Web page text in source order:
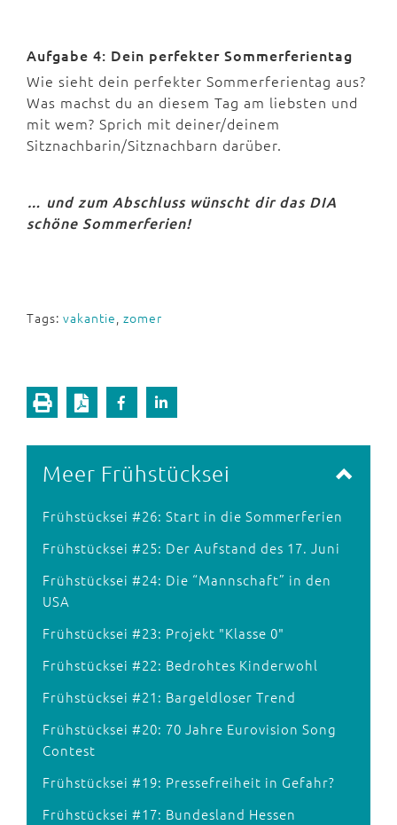
Aufgabe 4: Dein perfekter Sommerferientag
Wie sieht dein perfekter Sommerferientag aus?
Was machst du an diesem Tag am liebsten und
mit wem? Sprich mit deiner/deinem
Sitznachbarin/Sitznachbarn darüber.
… und zum Abschluss wünscht dir das DIA
schöne Sommerferien!
Tags: vakantie, zomer
Meer Frühstücksei
Frühstücksei #26: Start in die Sommerferien
Frühstücksei #25: Der Aufstand des 17. Juni
Frühstücksei #24: Die “Mannschaft” in den
USA
Frühstücksei #23: Projekt "Klasse 0"
Frühstücksei #22: Bedrohtes Kinderwohl
Frühstücksei #21: Bargeldloser Trend
Frühstücksei #20: 70 Jahre Eurovision Song
Contest
Frühstücksei #19: Pressefreiheit in Gefahr?
Frühstücksei #17: Bundesland Hessen